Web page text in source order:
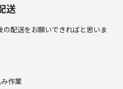
送
配送をお願いできればと思いま
作業